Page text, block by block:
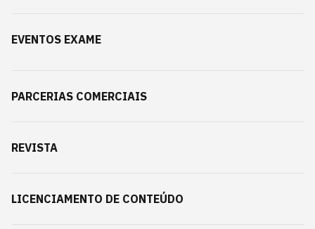
EVENTOS EXAME
PARCERIAS COMERCIAIS
REVISTA
LICENCIAMENTO DE CONTEÚDO